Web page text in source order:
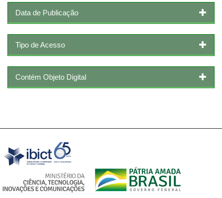
Data de Publicação
Tipo de Acesso
Contém Objeto Digital